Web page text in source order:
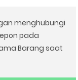
menghubungi
pada
Barang saat